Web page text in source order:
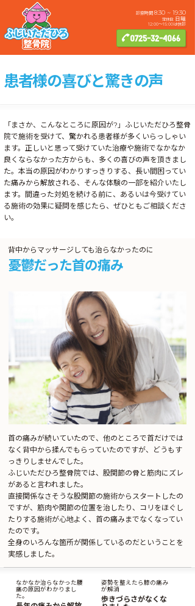
診察時間 8:30 ~ 19:30
定休日: 日曜
12:00〜15:00は休診
0725-32-4066
患者様の喜びと驚きの声
「まさか、こんなところに原因が?」ふじいただひろ整骨
院で施術を受けて、驚かれる患者様が多くいらっしゃい
ます。正しいと思って受けていた治療や施術でなかなか
良くならなかった方からも、多くの喜びの声を頂きまし
た。本当の原因がわかりすっきりする、長い間困ってい
た痛みから解放される、そんな体験の一部を紹介いたし
ます。間違った対処を続ける前に、あるいは今受けてい
る施術の効果に疑問を感じたら、ぜひともご相談くださ
い。
背中からマッサージしても治らなかったのに
憂鬱だった首の痛み
首の痛みが続いていたので、他のところで首だけでは
なく背中から揉んでもらっていたのですが、どうもす
っきりしませんでした。
ふじいただひろ整骨院では、股関節の骨と筋肉にズレ
があると言われました。
直接関係なさそうな股関節の施術からスタートしたの
ですが、筋肉や関節の位置を治したり、コリをほぐし
たりする施術が心地よく、首の痛みまでなくなってい
たのです。
全身のいろんな箇所が関係しているのだということを
実感しました。
なかなか治らなかった腰
痛の原因がわかりまし
た。
姿勢を整えたら膝の痛み
が解消
歩きづらさがなくな